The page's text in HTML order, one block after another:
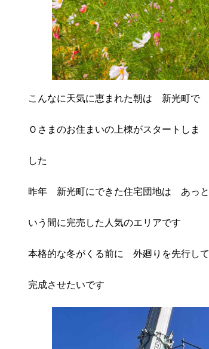
こんなに天気に恵まれた朝は 新光町で
Ｏさまのお住まいの上棟がスタートしま
した
昨年 新光町にできた住宅団地は あっと
いう間に完売した人気のエリアです
本格的な冬がくる前に 外廻りを先行して
完成させたいです